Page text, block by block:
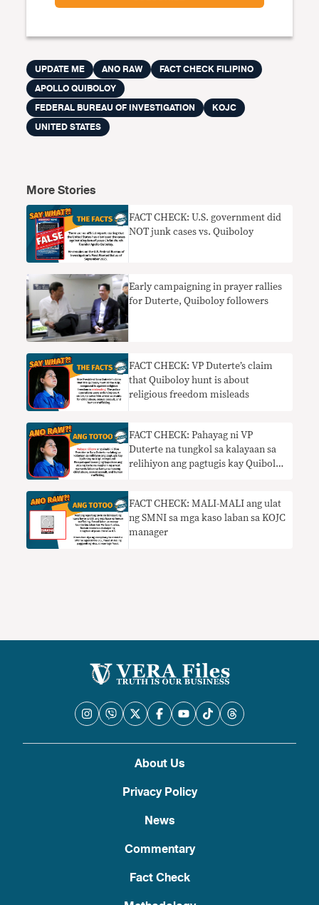
UPDATE ME ANO RAW
FACT CHECK FILIPINO
APOLLO QUIBOLOY
FEDERAL BUREAU OF INVESTIGATION
KOJC
UNITED STATES
More Stories
FACT CHECK: U.S. government did
NOT junk cases vs. Quiboloy
Early campaigning in prayer rallies
for Duterte, Quiboloy followers
FACT CHECK: VP Duterte’s claim
that Quiboloy hunt is about
religious freedom misleads
FACT CHECK: Pahayag ni VP
Duterte na tungkol sa kalayaan sa
relihiyon ang pagtugis kay Quiboloy
FACT CHECK: MALI-MALI ang ulat
ng SMNI sa mga kaso laban sa KOJC
manager
About Us
Privacy Policy
News
Commentary
Fact Check